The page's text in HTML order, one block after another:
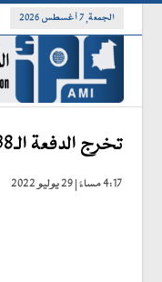
الجمعة, 7 أغسطس 2026
تخرج الدفعة الـ38 من الضباط العاملين من الأكاديمية العسكرية لمختلف الأسلحة بأطار
4:17 مساءً | 29 يوليو 2022